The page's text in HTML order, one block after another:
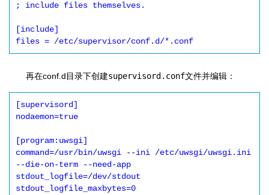
; include files themselves.
[include]
再在conf.d目录下创建supervisord.conf文件并编辑：
[supervisord]
nodaemon=true
[program:uwsgi]
command=/usr/bin/uwsgi --ini /etc/uwsgi/uwsgi.ini
--die-on-term --need-app
stdout_logfile=/dev/stdout
stdout_logfile_maxbytes=0